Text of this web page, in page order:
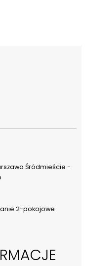
Śródmieście -
2-pokojowe
Świecie. To idealna